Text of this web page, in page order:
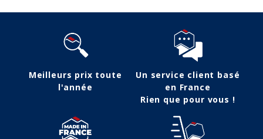
Meilleurs prix toute
l'année
Un service client basé
en France
Rien que pour vous !